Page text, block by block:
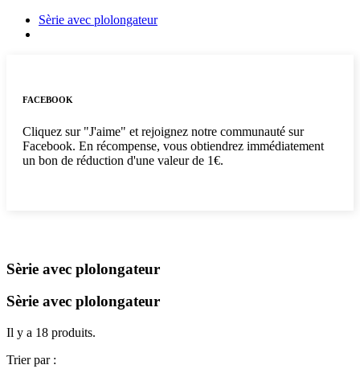
Sèrie avec plolongateur
FACEBOOK
Cliquez sur "J'aime" et rejoignez notre communauté sur
Facebook. En récompense, vous obtiendrez immédiatement
un bon de réduction d'une valeur de 1€.
Sèrie avec plolongateur
Sèrie avec plolongateur
Il y a 18 produits.
Trier par :